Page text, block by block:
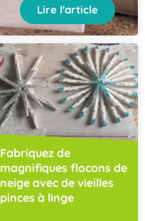
Lire l'article
Fabriquez de
magnifiques flocons de
neige avec de vieilles
pinces à linge